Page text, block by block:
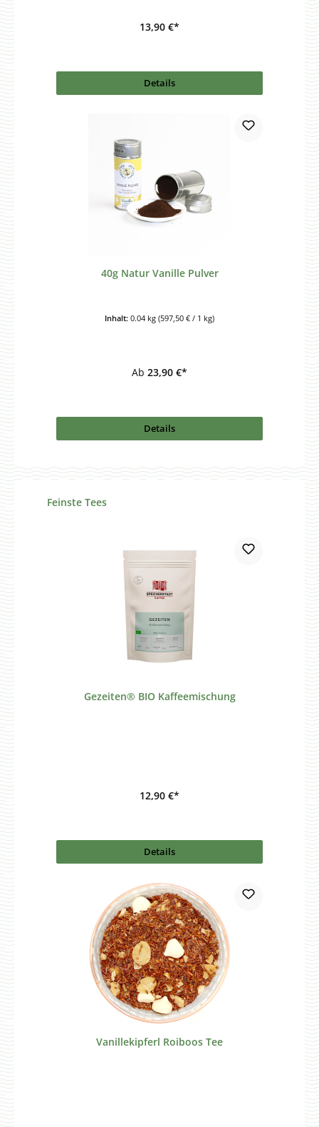
13,90 €*
Details
40g Natur Vanille Pulver
Inhalt: 0.04 kg (597,50 € / 1 kg)
Ab 23,90 €*
Details
Produktgalerie überspringen
Feinste Tees
Gezeiten® BIO Kaffeemischung
12,90 €*
Details
Vanillekipferl Roiboos Tee